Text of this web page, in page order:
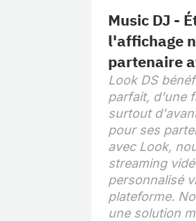
Music DJ -
l'affichage
partenaire
Look DS
parfait, d'une
surtout
pour ses
avec Look,
streaming
personnalisé
plateforme.
une solution